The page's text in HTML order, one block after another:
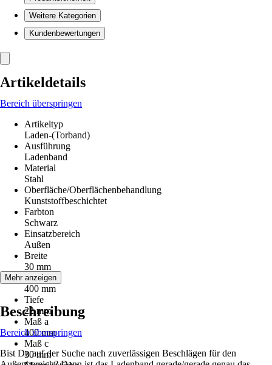
Weitere Kategorien
Kundenbewertungen
Artikeldetails
Bereich überspringen
Artikeltyp
Laden-(Torband)
Ausführung
Ladenband
Material
Stahl
Oberfläche/Oberflächenbehandlung
Kunststoffbeschichtet
Farbton
Schwarz
Einsatzbereich
Außen
Breite
30 mm
Länge
400 mm
Tiefe
22 mm
Maß a
400 mm
Maß c
30 mm
Mehr anzeigen
Beschreibung
Bereich überspringen
Bist Du auf der Suche nach zuverlässigen Beschlägen für den